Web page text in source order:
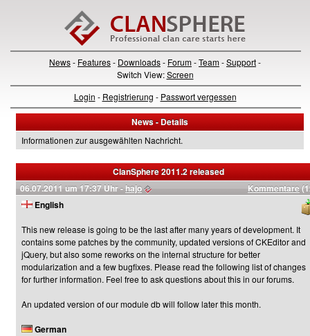
News- Features- Downloads- Forum-Team-Support-
Switch View:Screen
Login - Registrierung - Passwort vergessen
News - Details
Informationen zur ausgewählten Nachricht.
ClanSphere 2011.2 released
06.07.2011 um 17:37 Uhr - hajo Kommentare
English
This new release is going to be the last after many years of development. It
contains some patches by the community, updated versions of CKEditor and
jQuery, but also some reworks on the internal structure for better
modularization and a few bugfixes. Please read the following list of changes
for further information. Feel free to ask questions about this in our forums.
An updated version of our module db will follow later this month.
German